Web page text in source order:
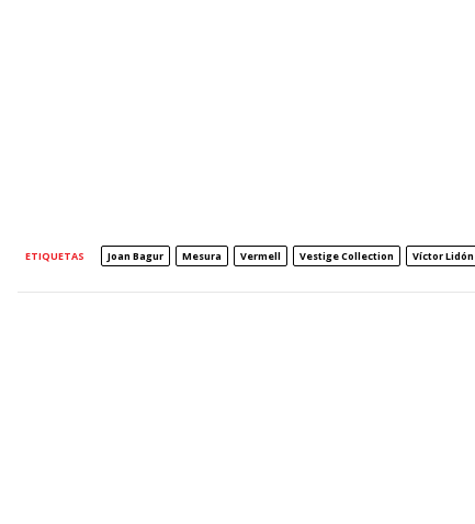
ETIQUETAS Joan Bagur Mesura Vermell Vestige Collection Víctor Lidón